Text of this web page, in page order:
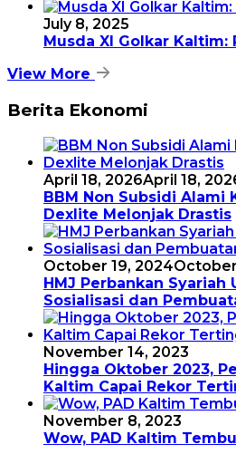
July 8, 2025
Musda XI Golkar Kaltim:
View More
Berita Ekonomi
April 18, 2026April 18,
BBM Non Subsidi Alami
Dexlite Melonjak Drastis
October 19, 2024
HMJ Perbankan Syariah
Sosialisasi dan
November 14, 2023
Hingga Oktober 2023,
Kaltim Capai Rekor
November 8, 2023
Wow, PAD Kaltim